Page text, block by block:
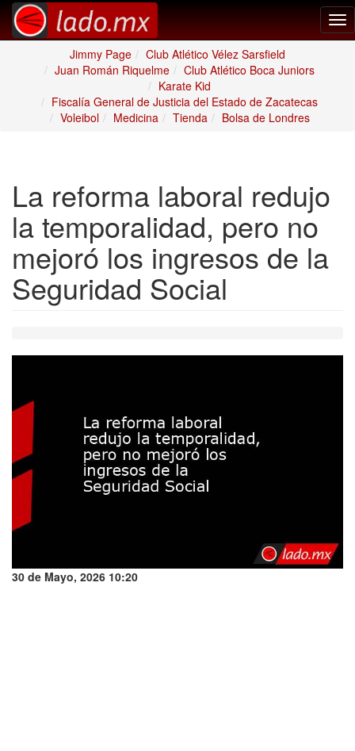
Jimmy Page
Club Atlético Vélez Sarsfield
Juan Román Riquelme
Club Atlético Boca Juniors
Karate Kid
Fiscalía General de Justicia del Estado de Zacatecas
Voleibol
Medicina Tienda Bolsa de Londres
La reforma laboral redujo
la temporalidad, pero no
mejoró los ingresos de la
Seguridad Social
30 de Mayo, 2026 10:20